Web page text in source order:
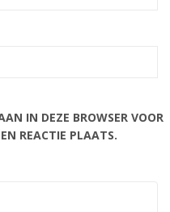
IN DEZE BROWSER VOOR
REACTIE PLAATS.